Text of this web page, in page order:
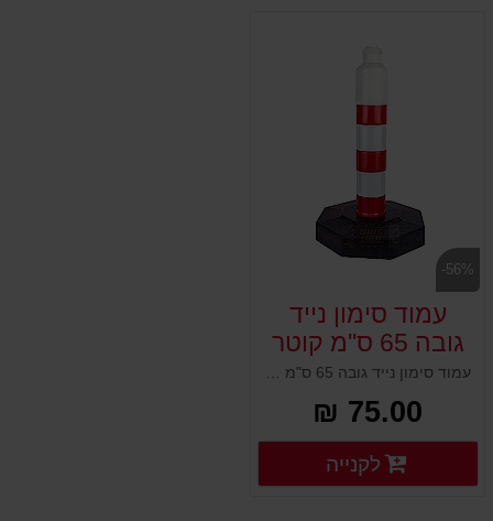
-56%
עמוד סימון נייד
גובה 65 ס''מ קוטר
12 ס''מ בסיס כבד
עמוד סימון נייד גובה 65 ס"מ עם בסיס כבד תוצרת אירופה. מטרתו לסמן ולתחום מפגעים ומכשולים בדרכים, אזורי עבודה, תיקונים ואתרי בניה. ניתן להוסיף עליו שילוט, סימון נוסף ושרשראות בין אחד לשני לתיחום מלא ולהכוונה ומידע. עשוי פלסטיק קשיח ועמיד במיוחד.
75.00 ₪
פרטים נוספים
לקנייה